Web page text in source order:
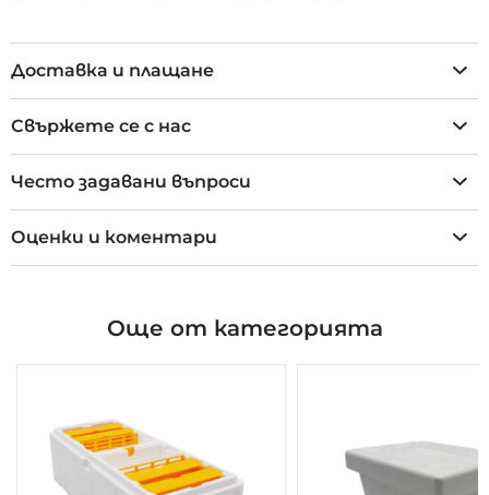
Доставка и плащане
Свържете се с нас
Често задавани въпроси
Оценки и коментари
Още от категорията